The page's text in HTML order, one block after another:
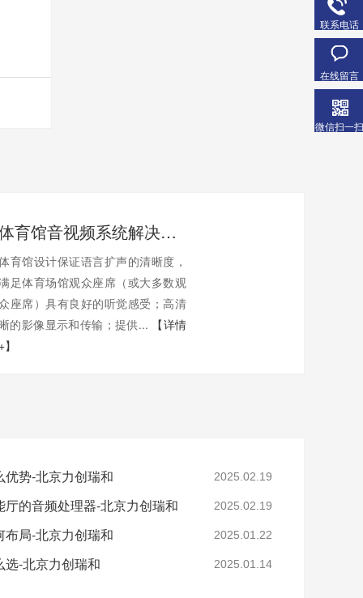
体育馆音视频系统解决方案-北京力创瑞和
育馆设计保证语言扩声的清晰度，
足体育场馆观众座席（或大多数观
座席）具有良好的听觉感受；高清
的影像显示和传输；提供...
【详情
+】
势-北京力创瑞和 2025.02.19
的音频处理器-北京力创瑞和 2025.02.19
局-北京力创瑞和 2025.01.22
-北京力创瑞和 2025.01.14
联系电话
在线留言
微信扫一扫